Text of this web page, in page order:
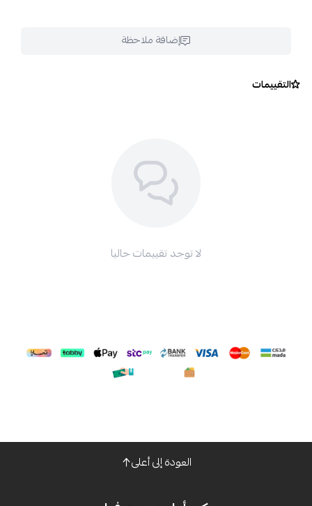
إضافة ملاحظة
التقييمات
لا توجد تقييمات حاليا
العودة إلى أعلى